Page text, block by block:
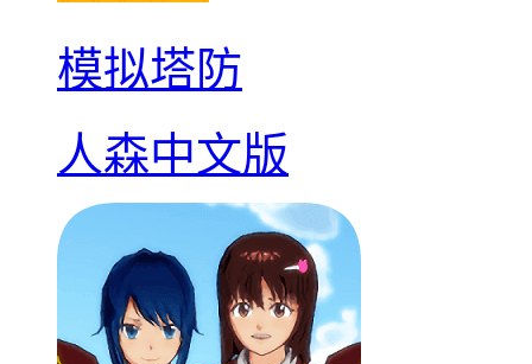
模拟塔防
人森中文版